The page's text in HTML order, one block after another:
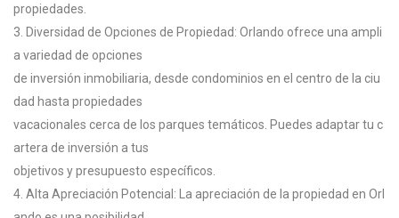
propiedades.
3. Diversidad de Opciones de Propiedad: Orlando ofrece una ampli
a variedad de opciones
de inversión inmobiliaria, desde condominios en el centro de la ciu
dad hasta propiedades
vacacionales cerca de los parques temáticos. Puedes adaptartu c
artera de inversión a tus
objetivos ypresupuesto específicos.
4. Alta Apreciación Potencial: La apreciación de la propiedad en Orl